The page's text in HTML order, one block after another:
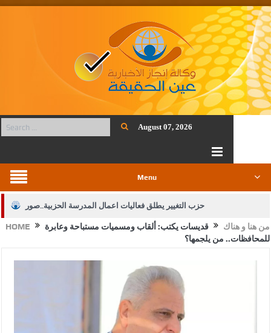
August 07, 2026
Menu
حزب التغيير يطلق فعاليات اعمال المدرسة الحزبية..صور
الجيش يفتح باب التجنيد لحملة البكالوريوس في الحقوق والقانون
الإسلامية والمسيحية
الأمن يتلف 16 مليون حبة كبتاجون و1480 كغم مواد مخدرة
النواب يقر مشروع تعديل قانون الملكية العقارية
HOME من هنا و هناك
قديسات يكتب: ألقاب ومسميات مستباحة وعابرة
للمحافظات.. من يلجمها؟